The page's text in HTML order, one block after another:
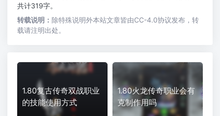
共计319字。
转载说明： 除特殊说明外本站文章皆由CC-4.0协议发布，转
载请注明出处。
1.80复古传奇双战职业
的技能使用方式
1.80火龙传奇职业会有
克制作用吗